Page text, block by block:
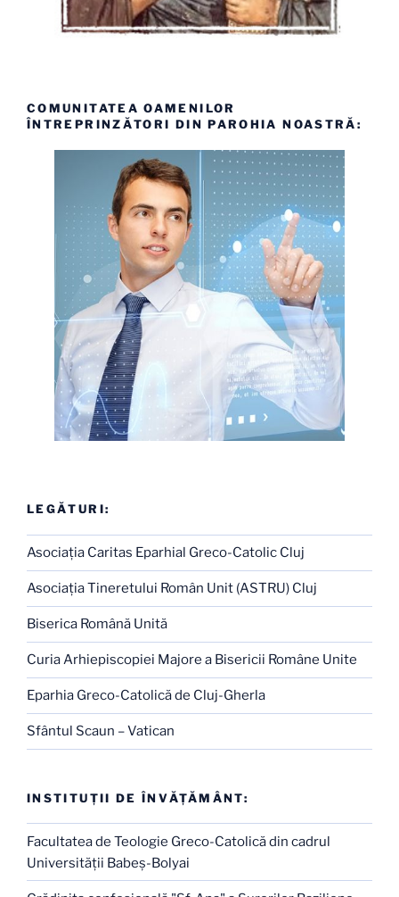
COMUNITATEA OAMENILOR
ÎNTREPRINZĂTORI DIN PAROHIA NOASTRĂ:
LEGĂTURI:
Asociaţia Caritas Eparhial Greco-Catolic Cluj
Asociaţia Tineretului Român Unit (ASTRU) Cluj
Biserica Română Unită
Curia Arhiepiscopiei Majore a Bisericii Române Unite
Eparhia Greco-Catolică de Cluj-Gherla
Sfântul Scaun – Vatican
INSTITUŢII DE ÎNVĂŢĂMÂNT:
Facultatea de Teologie Greco-Catolică din cadrul
Universităţii Babeş-Bolyai